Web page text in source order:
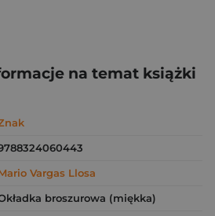
na temat książki
Vargas Llosa
broszurowa (miękka)